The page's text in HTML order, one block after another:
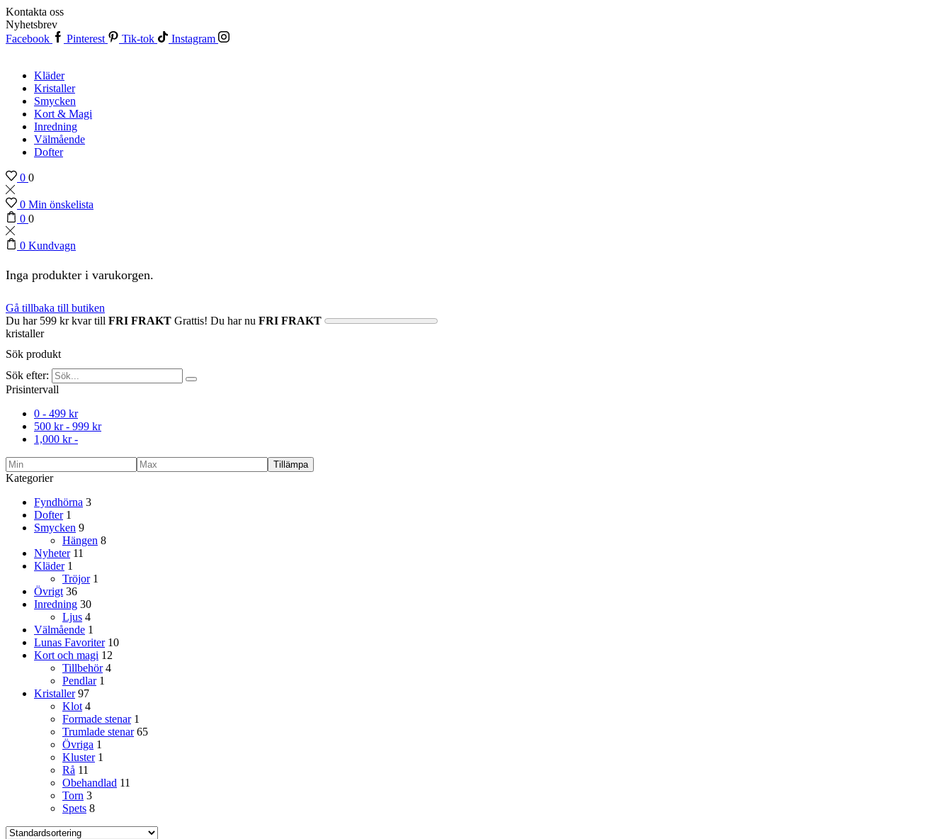
Kontakta oss
Nyhetsbrev
Facebook
Pinterest Tik-tok Instagram
Kläder
Kristaller
Smycken
Kort & Magi
Inredning
Välmående
Dofter
0 0
0 Min önskelista
0 0
0 Kundvagn
Inga produkter i varukorgen.
Gå tillbaka till butiken
Du har 599 krkvar till FRI FRAKT Grattis! Du har nu FRI FRAKT
kristaller
Sök produkt
Sök efter:
Prisintervall
0 - 499 kr
500 kr- 999 kr
1,000 kr-
Tillämpa
Kategorier
Fyndhörna 3
Dofter 1
Smycken 9
Hängen 8
Nyheter 11
Kläder 1
Tröjor 1
Övrigt 36
Inredning 30
Ljus 4
Välmående 1
Lunas Favoriter 10
Kort och magi 12
Tillbehör 4
Pendlar 1
Kristaller 97
Klot 4
Formade stenar 1
Trumlade stenar 65
Övriga 1
Kluster 1
Rå 11
Obehandlad 11
Torn 3
Spets 8